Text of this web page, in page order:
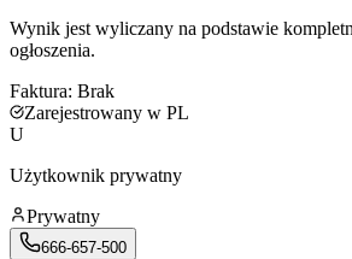
Wynik jest wyliczany na podstawie
ogłoszenia.
Faktura: Brak
Zarejestrowany w PL
U
Użytkownik prywatny
Prywatny
666-657-500